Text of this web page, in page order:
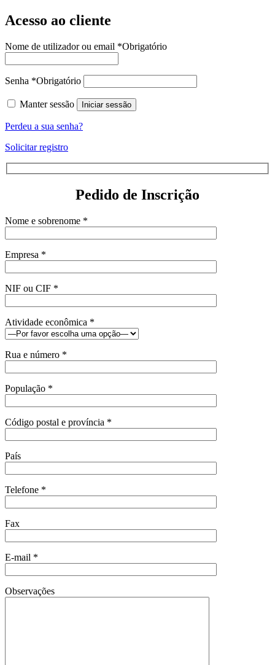
Acesso ao cliente
Nome de utilizador ou email *Obrigatório
Senha *Obrigatório
Manter sessão Iniciar sessão
Perdeu a sua senha?
Solicitar registro
Pedido de Inscrição
Nome e sobrenome *
Empresa *
NIF ou CIF *
Atividade econômica *
Rua e número *
População *
Código postal e província *
País
Telefone *
Fax
E-mail *
Observações